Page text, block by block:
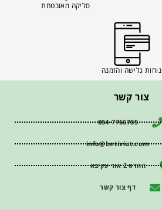
סליקה מאובטחת
נוחות גלישה והזמנה
צור קשר
054-7766705
info@betiviut.com
ההדס 2 אור עקיבא
דף צור קשר